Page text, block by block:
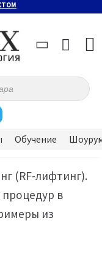
Обучение
(RF-лифтинг).
в
из